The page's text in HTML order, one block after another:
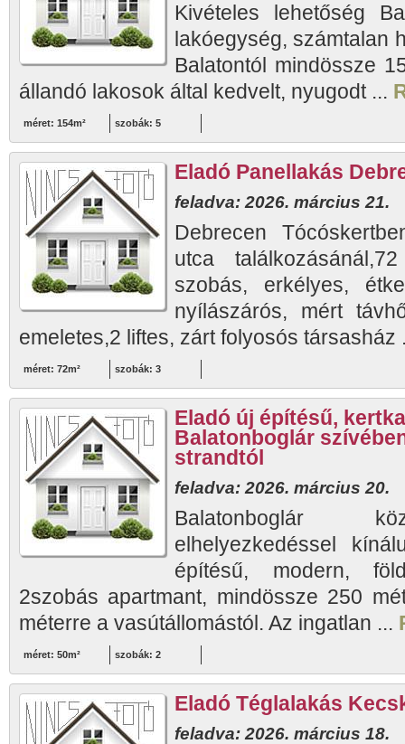
Kivételes lehetőség
lakóegység, számtalan
Balatontól mindössze
állandó lakosok által kedvelt, nyugodt ...
méret: 154m² szobák: 5
Eladó Panellakás
feladva: 2026. március 21.
Debrecen
utca
szobás, erkélyes,
nyílászárós, mért
emeletes,2 liftes, zárt folyosós társasház
méret: 72m² szobák: 3
Eladó új építésű,
Balatonboglár
strandtól
feladva: 2026. március 20.
Balatonboglár
elhelyezkedéssel
építésű, modern,
2szobás apartmant, mindössze 250
méterre a vasútállomástól. Az ingatlan ...
méret: 50m² szobák: 2
Eladó Téglalakás
feladva: 2026. március 18.